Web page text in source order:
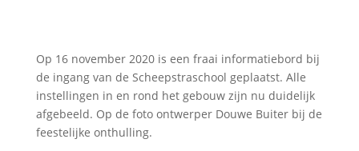
Op 16 november 2020 is een fraai informatiebord bij
de ingang van de Scheepstraschool geplaatst. Alle
instellingen in en rond het gebouw zijn nu duidelijk
afgebeeld. Op de foto ontwerper Douwe Buiter bij de
feestelijke onthulling.